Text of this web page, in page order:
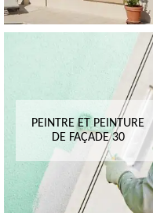
PEINTRE ET PEINTURE
DE FAÇADE 30